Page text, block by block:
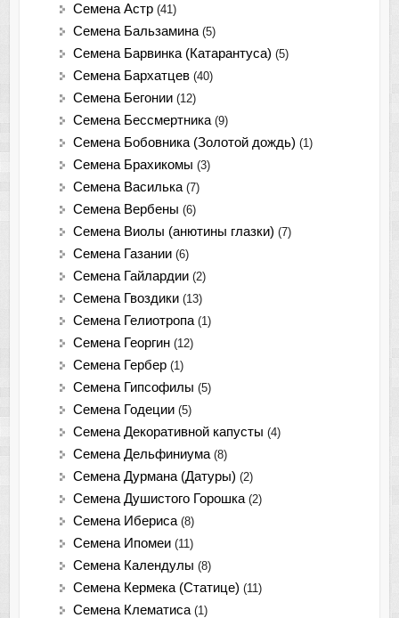
Семена Астр (41)
Семена Бальзамина (5)
Семена Барвинка (Катарантуса) (5)
Семена Бархатцев (40)
Семена Бегонии (12)
Семена Бессмертника (9)
Семена Бобовника (Золотой дождь) (1)
Семена Брахикомы (3)
Семена Василька (7)
Семена Вербены (6)
Семена Виолы (анютины глазки) (7)
Семена Газании (6)
Семена Гайлардии (2)
Семена Гвоздики (13)
Семена Гелиотропа (1)
Семена Георгин (12)
Семена Гербер (1)
Семена Гипсофилы (5)
Семена Годеции (5)
Семена Декоративной капусты (4)
Семена Дельфиниума (8)
Семена Дурмана (Датуры) (2)
Семена Душистого Горошка (2)
Семена Ибериса (8)
Семена Ипомеи (11)
Семена Календулы (8)
Семена Кермека (Статице) (11)
Семена Клематиса (1)